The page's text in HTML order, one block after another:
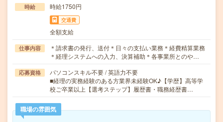
時給 時給1750円
交通費
全額支給
仕事内容
＊請求書の発行、送付＊日々の支払い業務＊経費精算業務
＊経理システムへの入力、決算補助＊各事業所とのや…
応募資格
パソコンスキル不要 / 英語力不要
■経理の実務経験のある方業界未経験OK♪【学歴】高等学
校ご卒業以上【選考ステップ】履歴書・職務経歴書…
職場の雰囲気